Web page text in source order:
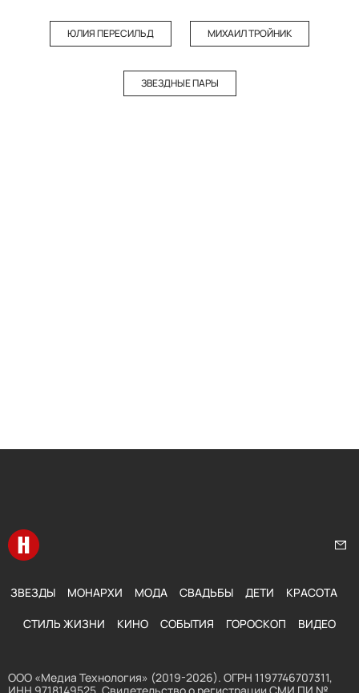
ЮЛИЯ ПЕРЕСИЛЬД МИХАИЛ ТРОЙНИК
ЗВЕЗДНЫЕ ПАРЫ
Перейти на главную
ЗВЕЗДЫ МОНАРХИ МОДА СВАДЬБЫ ДЕТИ КРАСОТА
СТИЛЬ ЖИЗНИ КИНО СОБЫТИЯ ГОРОСКОП ВИДЕО
ООО «Медиа Технология» (2019-2026). ОГРН 1197746707311,
ИНН 9718149525. Свидетельство о регистрации СМИ ПИ №